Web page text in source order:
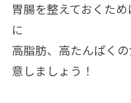
胃腸を整えておくた
に
高脂肪、高たんぱく
意しましょう！